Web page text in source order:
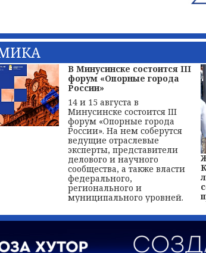
В Минусинске состоится III
форум «Опорные города
России»
14 и 15 августа в
Минусинске состоится III
форум «Опорные города
России». На нем соберутся
ведущие отраслевые
эксперты, представители
делового и научного
сообщества, а также власти
федерального,
регионального и
муниципального уровней.